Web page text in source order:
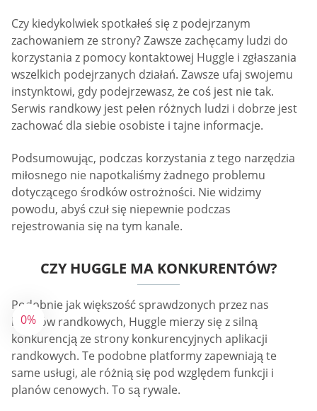
0%
Czy kiedykolwiek spotkałeś się z podejrzanym
zachowaniem ze strony? Zawsze zachęcamy ludzi do
korzystania z pomocy kontaktowej Huggle i zgłaszania
wszelkich podejrzanych działań. Zawsze ufaj swojemu
instynktowi, gdy podejrzewasz, że coś jest nie tak.
Serwis randkowy jest pełen różnych ludzi i dobrze jest
zachować dla siebie osobiste i tajne informacje.
Podsumowując, podczas korzystania z tego narzędzia
miłosnego nie napotkaliśmy żadnego problemu
dotyczącego środków ostrożności. Nie widzimy
powodu, abyś czuł się niepewnie podczas
rejestrowania się na tym kanale.
CZY HUGGLE MA KONKURENTÓW?
Podobnie jak większość sprawdzonych przez nas
kanałów randkowych, Huggle mierzy się z silną
konkurencją ze strony konkurencyjnych aplikacji
randkowych. Te podobne platformy zapewniają te
same usługi, ale różnią się pod względem funkcji i
planów cenowych. To są rywale.